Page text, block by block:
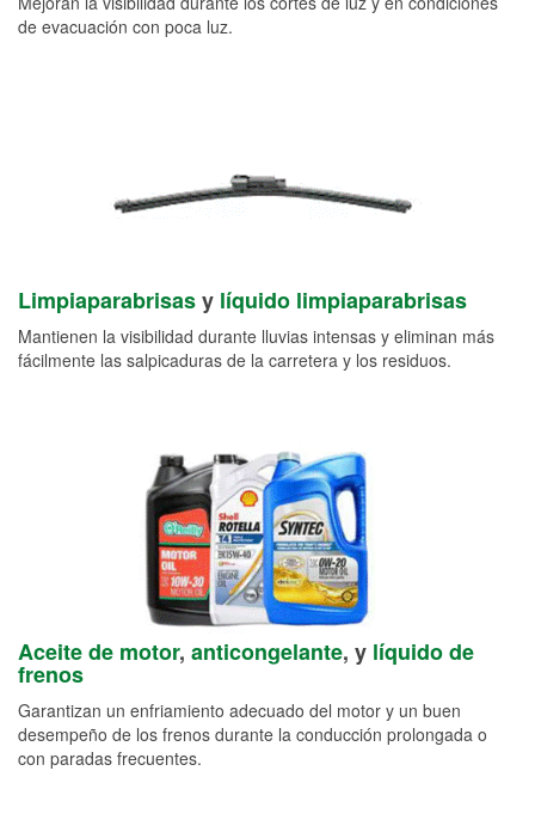
de evacuación con poca luz.
Limpiaparabrisasy líquido limpiaparabrisas
Mantienen la visibilidad durante lluvias intensas y eliminan más
fácilmente las salpicaduras de la carretera y los residuos.
Aceite de motor, anticongelante, y líquido de
frenos
Garantizan un enfriamiento adecuado del motor y un buen
desempeño de los frenos durante la conducción prolongada o
con paradas frecuentes.